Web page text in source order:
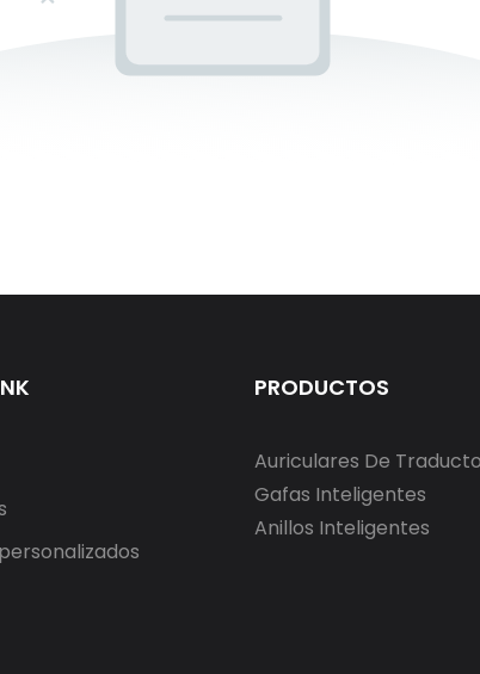
PRODUCTOS
Auriculares De
Gafas Inteligentes
Anillos Inteligentes